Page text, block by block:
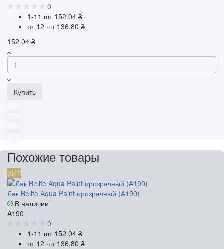
0
1-11 шт 152.04 ₴
от 12 шт 136.80 ₴
152.04 ₴
Купить
Похожие товары
ХИТ
Лак Belife Aqua Paint прозрачный (А190)
В наличии
A190
0
1-11 шт 152.04 ₴
от 12 шт 136.80 ₴